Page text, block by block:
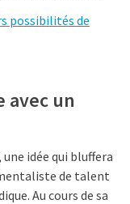
possibilités de
avec un
idée qui bluffera
de talent
Au cours de sa